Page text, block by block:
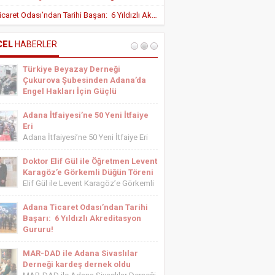
Teşvik Düzenlemesi ile Adana’da
Uygulanan Vergisel Avantajlar
HASTALIKLARI UZMANI DR. YUSUF
BİR BUZDAĞI
ASİYE UYANIK
Ayak Bakımı
Adana Ticaret Odası’ndan Tarihi Başarı: 6 Yıldızlı Akreditasyon Gururu!
HABERLER
Türkiye Beyazay Derneği
Çukurova Şubesinden Adana’da
Engel Hakları İçin Güçlü
Türkiye Beyazay Derneği Çukurova
Şubesinden Adana’da Engel Hakları
İçin Güçlü Farkındalık Konferansı
Şubesi tarafından düzenlenen
“Engellinin Engelli Haklarının Farkında
mıyız? Hak Bilinci, Erişilebilirlik ve
Toplumsal Farkındalık...
Adana İtfaiyesi’ne 50 Yeni İtfaiye
Eri
Adana İtfaiyesi’ne 50 Yeni İtfaiye Eri
Daire Başkanlığı bünyesinde göreve
başlayacak 50 yeni itfaiye eri için
yemin töreni düzenlendi. Törene
Vekili...
Doktor Elif Gül ile Öğretmen Levent
Karagöz’e Görkemli Düğün Töreni
Elif Gül ile Levent Karagöz’e Görkemli
Mali Müşavir ve Adana Serbest
Muhasebeci Mali Müşavirler Odası
Saymanı Yurdagül Gül ile iş ve mali
tanıdığı...
Adana Ticaret Odası’ndan Tarihi
Başarı: 6 Yıldızlı Akreditasyon
Gururu!
Başarı: 6 Yıldızlı Akreditasyon Gururu!
‎ADANA Ticaret Odası (ATO), üyelerine
MAR-DAD ile Adana Sivaslılar
Derneği kardeş dernek oldu